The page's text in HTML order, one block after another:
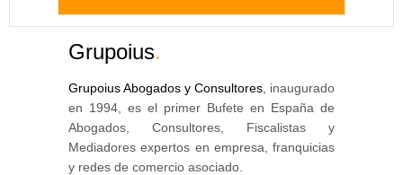
Grupoius.
Grupoius Abogados y Consultores , inaugurado
en 1994, es el primer Bufete en España de
Abogados, Consultores, Fiscalistas y
Mediadores expertos en empresa, franquicias
y redes de comercio asociado.